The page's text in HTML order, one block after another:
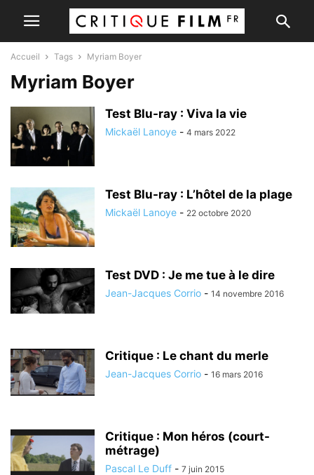
Accueil Tags Myriam Boyer
Myriam Boyer
Test Blu-ray : Viva la vie
Mickaël Lanoye - 4 mars 2022
Test Blu-ray : L’hôtel de la plage
Mickaël Lanoye - 22 octobre 2020
Test DVD : Je me tue à le dire
Jean-Jacques Corrio - 14 novembre 2016
Critique : Le chant du merle
Jean-Jacques Corrio - 16 mars 2016
Critique : Mon héros (court-
métrage)
Pascal Le Duff - 7 juin 2015